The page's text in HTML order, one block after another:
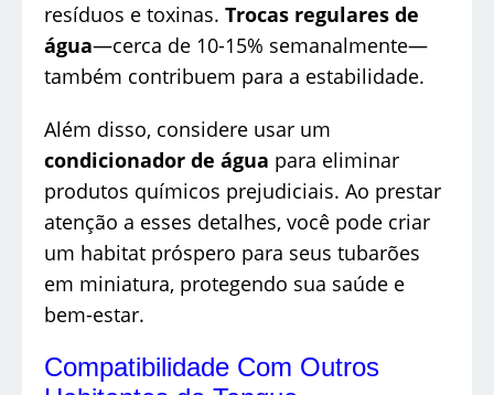
resíduos e toxinas. Trocas regulares de
água—cerca de 10-15% semanalmente—
também contribuem para a estabilidade.
Além disso, considere usar um
condicionador de água para eliminar
produtos químicos prejudiciais. Ao prestar
atenção a esses detalhes, você pode criar
um habitat próspero para seus tubarões
em miniatura, protegendo sua saúde e
bem-estar.
Compatibilidade Com Outros